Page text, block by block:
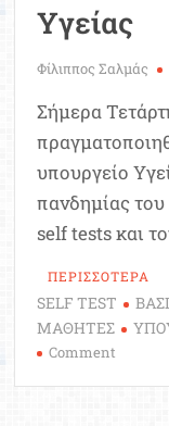
Υγείας
Φίλιππος Σαλμάς
Σήμερα
υπουργείο
πανδημίας
self tests και
ΠΕΡΙΣΣΟΤΕΡΑ
SELF TEST
ΜΑΘΗΤΕΣ
Comment